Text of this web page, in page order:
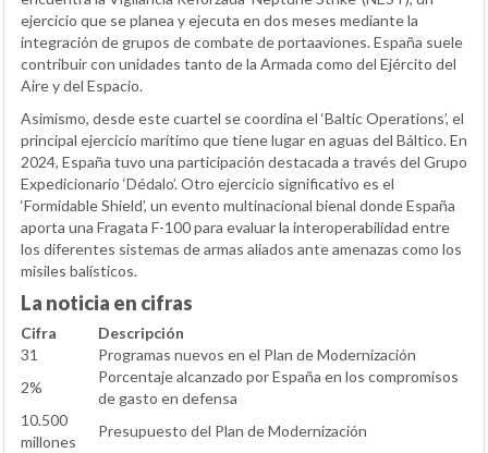
ejercicio que se planea y ejecuta en dos meses mediante la
integración de grupos de combate de portaaviones. España suele
contribuir con unidades tanto de la Armada como del Ejército del
Aire y del Espacio.
Asimismo, desde este cuartel se coordina el ‘Baltic Operations’, el
principal ejercicio marítimo que tiene lugar en aguas del Báltico. En
2024, España tuvo una participación destacada a través del Grupo
Expedicionario ‘Dédalo’. Otro ejercicio significativo es el
‘Formidable Shield’, un evento multinacional bienal donde España
aporta una Fragata F-100 para evaluar la interoperabilidad entre
los diferentes sistemas de armas aliados ante amenazas como los
misiles balísticos.
La noticia en cifras
Cifra
Descripción
31
Programas nuevos en el Plan de Modernización
2%
Porcentaje alcanzado por España en los compromisos
de gasto en defensa
10.500
millones
Presupuesto del Plan de Modernización